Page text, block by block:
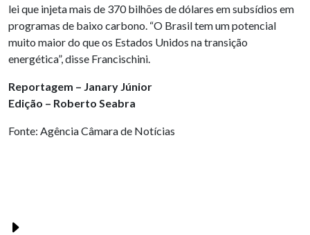
lei que injeta mais de 370 bilhões de dólares em subsídios em
programas de baixo carbono. “O Brasil tem um potencial
muito maior do que os Estados Unidos na transição
energética”, disse Francischini.
Reportagem – Janary Júnior
Edição – Roberto Seabra
Fonte: Agência Câmara de Notícias